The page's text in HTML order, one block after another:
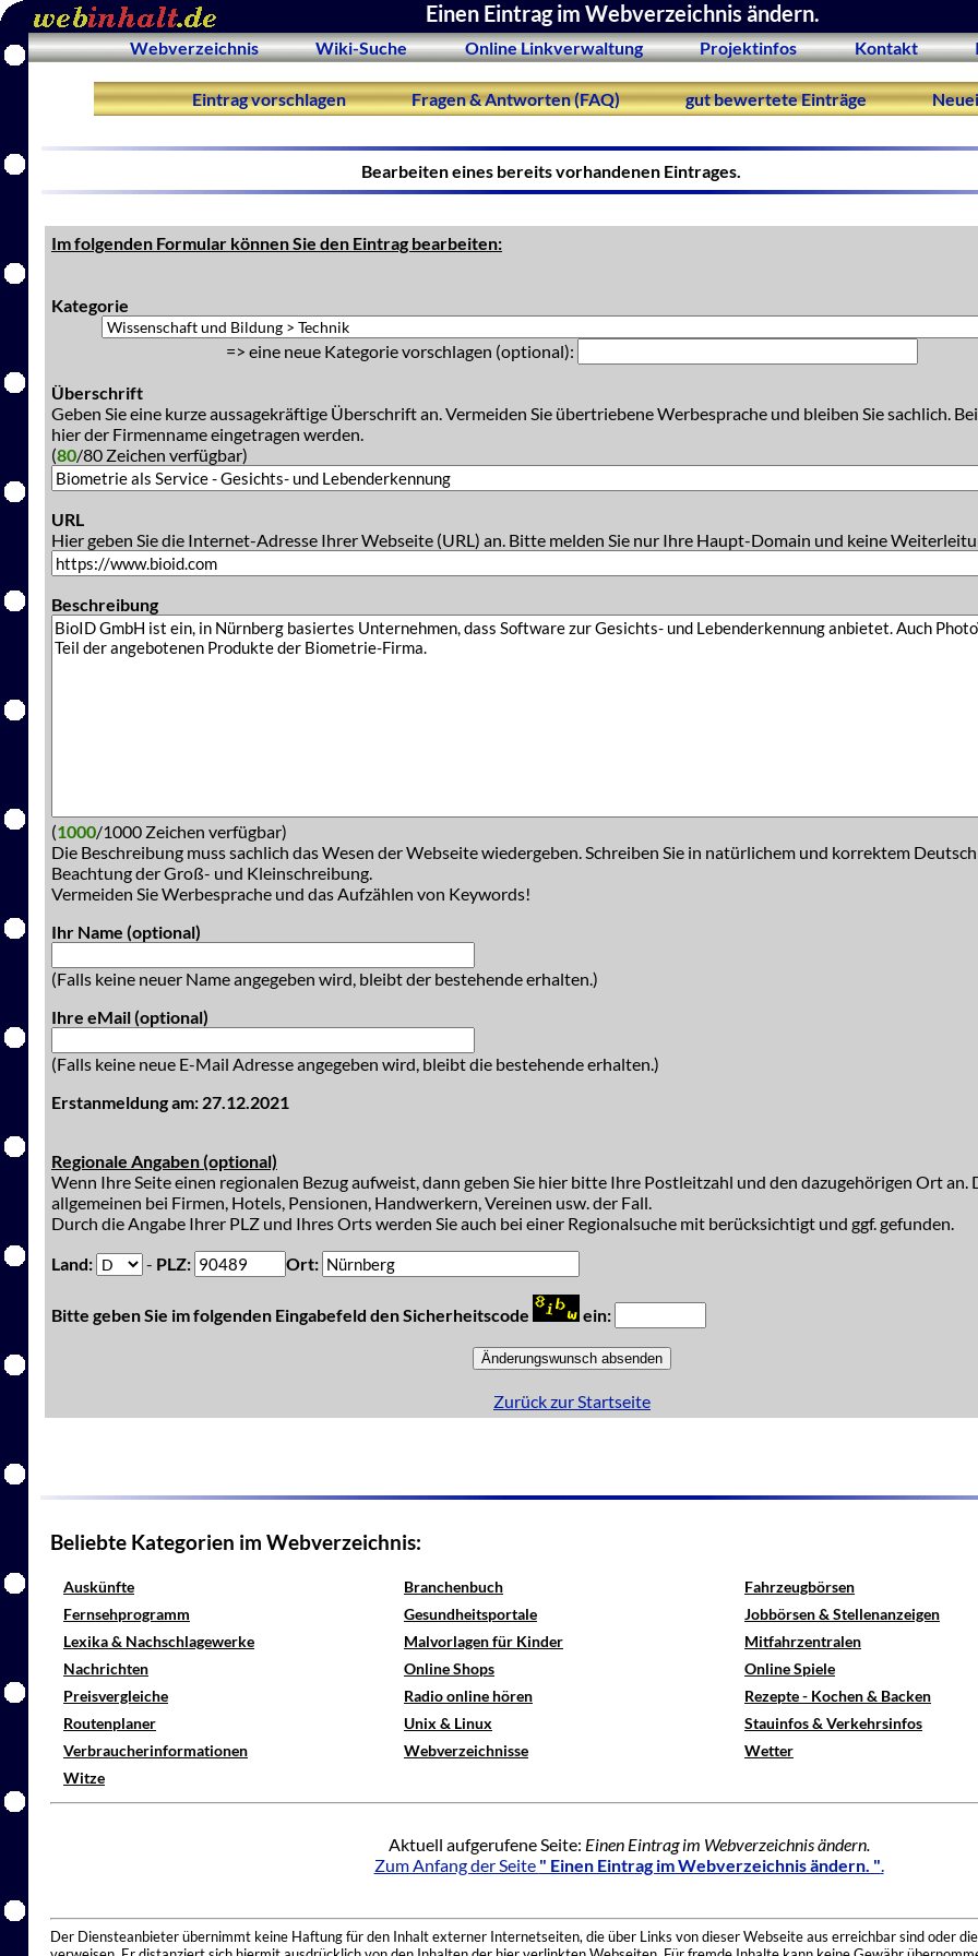
Einen Eintrag im Webverzeichnis ändern.
Webverzeichnis Wiki-Suche Online Linkverwaltung Projektinfos Kontakt
Eintrag vorschlagen Fragen & Antworten (FAQ) gut bewertete Einträge
Bearbeiten eines bereits vorhandenen Eintrages.
Im folgenden Formular können Sie den Eintrag bearbeiten:
Kategorie
=> eine neue Kategorie vorschlagen (optional):
Überschrift
Geben Sie eine kurze aussagekräftige Überschrift an. Vermeiden Sie übertriebene Werbesprache und bleiben Sie sachlich.
hier der Firmenname eingetragen werden.
(80/80 Zeichen verfügbar)
URL
Hier geben Sie die Internet-Adresse Ihrer Webseite (URL) an. Bitte melden Sie nur Ihre Haupt-Domain und keine
Beschreibung
(1000/1000 Zeichen verfügbar)
Die Beschreibung muss sachlich das Wesen der Webseite wiedergeben. Schreiben Sie in natürlichem und korrektem
Beachtung der Groß- und Kleinschreibung.
Vermeiden Sie Werbesprache und das Aufzählen von Keywords!
Ihr Name (optional)
(Falls keine neuer Name angegeben wird, bleibt der bestehende erhalten.)
Ihre eMail (optional)
(Falls keine neue E-Mail Adresse angegeben wird, bleibt die bestehende erhalten.)
Erstanmeldung am: 27.12.2021
Regionale Angaben (optional)
Wenn Ihre Seite einen regionalen Bezug aufweist, dann geben Sie hier bitte Ihre Postleitzahl und den dazugehörigen Ort an.
allgemeinen bei Firmen, Hotels, Pensionen, Handwerkern, Vereinen usw. der Fall.
Durch die Angabe Ihrer PLZ und Ihres Orts werden Sie auch bei einer Regionalsuche mit berücksichtigt und ggf. gefunden.
Land:
- PLZ: Ort:
Bitte geben Sie im folgenden Eingabefeld den Sicherheitscode ein:
Zurück zur Startseite
Beliebte Kategorien im Webverzeichnis:
Auskünfte Branchenbuch
Fahrzeugbörsen
Fernsehprogramm
Gesundheitsportale
Jobbörsen & Stellenanzeigen
Lexika & Nachschlagewerke
Malvorlagen für Kinder
Mitfahrzentralen
Nachrichten
Online Shops
Online Spiele
Preisvergleiche
Radio online hören
Rezepte - Kochen & Backen
Routenplaner
Unix & Linux
Stauinfos & Verkehrsinfos
Verbraucherinformationen
Webverzeichnisse
Wetter
Witze
Aktuell aufgerufene Seite: Einen Eintrag im Webverzeichnis ändern.
Zum Anfang der Seite " Einen Eintrag im Webverzeichnis ändern. ".
Der Diensteanbieter übernimmt keine Haftung für den Inhalt externer Internetseiten, die über Links von dieser Webseite aus erreichbar sind oder